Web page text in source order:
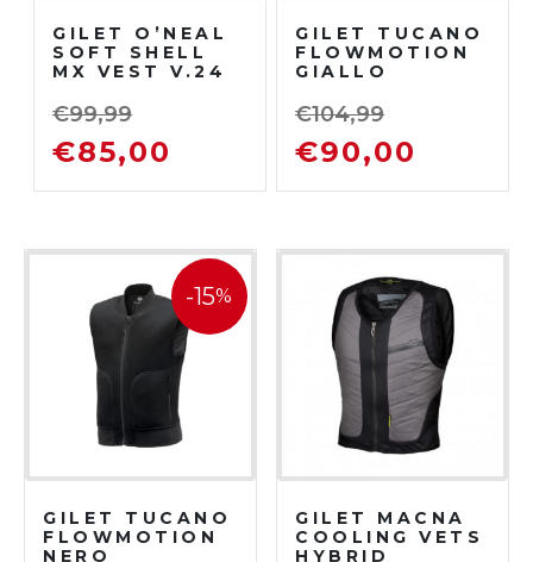
GILET O’NEAL
SOFT SHELL
MX VEST V.24
€99,99
€85,00
GILET TUCANO
FLOWMOTION
GIALLO
€104,99
€90,00
-15%
GILET TUCANO
FLOWMOTION
NERO
GILET MACNA
COOLING VETS
HYBRID